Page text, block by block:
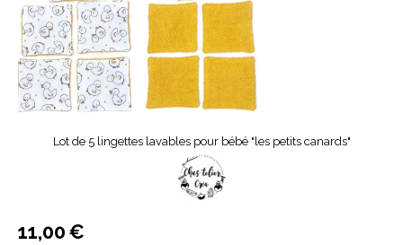
Lot de 5 lingettes lavables pour bébé "les petits canards"
11,00€